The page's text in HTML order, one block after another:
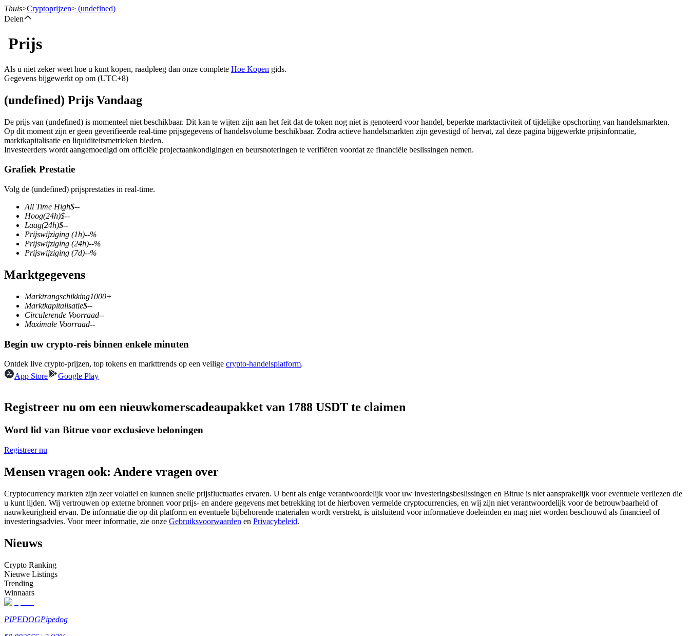
Termijncontracten
USDT-futures
Futures met USDT als onderpand
COIN-M-futures
Cryptocurrency-futures
Derivaten voor aandelen, forex, edelmetalen en grondstoffen
USDC-futures
Futures met USDC als onderpand
Kopiëren Handel
Sluit je aan bij top traders
Thuis>Cryptoprijzen> (undefined)
Delen
Prijs
Als u niet zeker weet hoe u kunt kopen, raadpleeg dan onze complete Hoe Kopen gids.
Gegevens bijgewerkt op om (UTC+8)
(undefined) Prijs Vandaag
De prijs van (undefined) is momenteel niet beschikbaar. Dit kan te wijten zijn aan het feit dat de token nog niet is genoteerd voor handel, beperkte marktactiviteit of tijdelijke opschorting van handelsmarkten.
Op dit moment zijn er geen geverifieerde real-time prijsgegevens of handelsvolume beschikbaar. Zodra actieve handelsmarkten zijn gevestigd of hervat, zal deze pagina bijgewerkte prijsinformatie,
marktkapitalisatie en liquiditeitsmetrieken bieden.
Investeerders wordt aangemoedigd om officiële projectaankondigingen en beursnoteringen te verifiëren voordat ze financiële beslissingen nemen.
Grafiek Prestatie
Volg de (undefined) prijsprestaties in real-time.
All Time High$--
Hoog(24h)$--
Laag(24h)$--
Prijswijziging (1h)--%
Prijswijziging (24h)--%
Prijswijziging (7d)--%
Marktgegevens
Marktrangschikking1000+
Marktkapitalisatie$--
Circulerende Voorraad--
Maximale Voorraad--
Begin uw crypto-reis binnen enkele minuten
Ontdek live crypto-prijzen, top tokens en markttrends op een veilige crypto-handelsplatform.
App Store
Google Play
Registreer nu om een nieuwkomerscadeaupakket van 1788 USDT te claimen
Word lid van Bitrue voor exclusieve beloningen
Registreer nu
Mensen vragen ook: Andere vragen over
Cryptocurrency markten zijn zeer volatiel en kunnen snelle prijsfluctuaties ervaren. U bent als enige verantwoordelijk voor uw investeringsbeslissingen en Bitrue is niet aansprakelijk voor eventuele verliezen die
u kunt lijden. Wij vertrouwen op externe bronnen voor prijs- en andere gegevens met betrekking tot de hierboven vermelde cryptocurrencies, en wij zijn niet verantwoordelijk voor de betrouwbaarheid of
nauwkeurigheid ervan. De informatie die op dit platform en eventuele bijbehorende materialen wordt verstrekt, is uitsluitend voor informatieve doeleinden en mag niet worden beschouwd als financieel of
investeringsadvies. Voor meer informatie, zie onze Gebruiksvoorwaarden en Privacybeleid.
Nieuws
Crypto Ranking
Nieuwe Listings
Trending
Winnaars
PIPEDOGPipedog